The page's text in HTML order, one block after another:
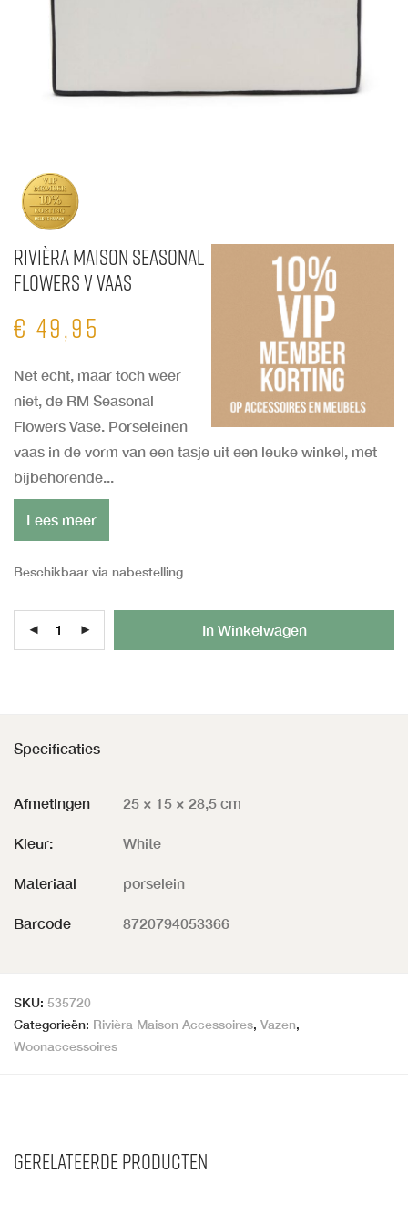
Rivièra Maison Seasonal
Flowers V Vaas
€ 49,95
Net echt, maar toch weer
niet, de RM Seasonal
Flowers Vase. Porseleinen
vaas in de vorm van een tasje uit een leuke winkel, met
bijbehorende...
Lees meer
Beschikbaar via nabestelling
In Winkelwagen
Specificaties
Afmetingen 25 × 15 × 28,5 cm
Kleur: White
Materiaal porselein
Barcode 8720794053366
SKU: 535720
Categorieën: Rivièra Maison Accessoires, Vazen,
Woonaccessoires
Gerelateerde producten